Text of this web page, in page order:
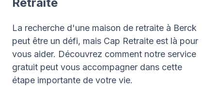
La recherche d'une maison de retraite à Berck
peut être un défi, mais Cap Retraite est là pour
vous aider. Découvrez comment notre service
gratuit peut vous accompagner dans cette
étape importante de votre vie.